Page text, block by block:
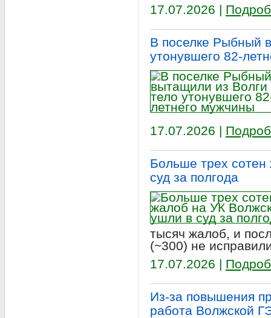
17.07.2026 |
В поселке Рыбный
утонувшего 82-
17.07.2026 |
Больше трех
суд за полгода
тысяч жалоб, и
(~300) не
17.07.2026 |
Из-за повышения
работа Волжской